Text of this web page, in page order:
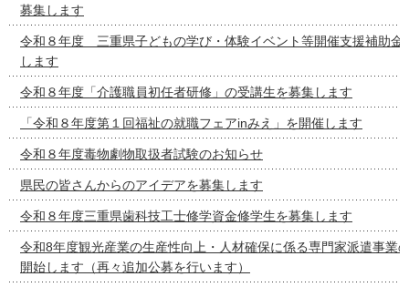
募集します
令和８年度 三重県子どもの学び・体験イベント等開催支援補助金
します
令和８年度「介護職員初任者研修」の受講生を募集します
「令和８年度第１回福祉の就職フェアinみえ」を開催します
令和８年度毒物劇物取扱者試験のお知らせ
県民の皆さんからのアイデアを募集します
令和８年度三重県歯科技工士修学資金修学生を募集します
令和8年度観光産業の生産性向上・人材確保に係る専門家派遣事業
開始します（再々追加公募を行います）